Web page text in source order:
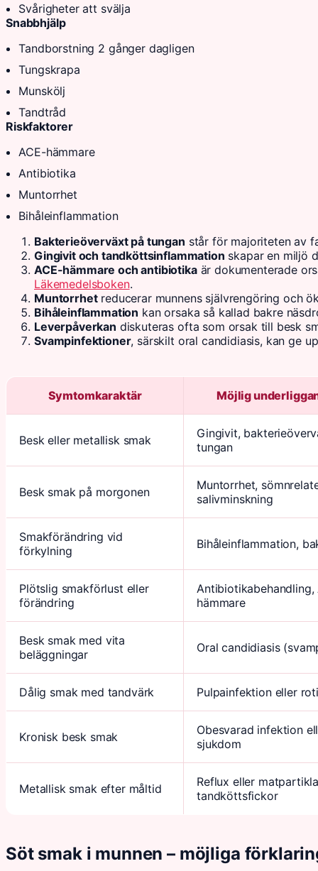
Svårigheter att svälja
Snabbhjälp
Tandborstning 2 gånger dagligen
Tungskrapa
Munskölj
Tandtråd
Riskfaktorer
ACE-hämmare
Antibiotika
Muntorrhet
Bihåleinflammation
Bakterieöverväxt på tungan står för majoriteten av
Gingivit och tandköttsinflammation skapar en miljö
ACE-hämmare och antibiotikaär dokumenterade
Läkemedelsboken.
Muntorrhetreducerar munnens självrengöring och
Bihåleinflammation kan orsaka så kallad bakre
Leverpåverkan diskuteras ofta som orsak till besk
Svampinfektioner, särskilt oral candidiasis, kan ge
Symtomkaraktär Möjlig
Besk eller metallisk smak
Gingivit,
tungan
Besk smak på morgonen
Muntorrhet,
salivminskning
Smakförändring vid
förkylning
Bihåleinflammation,
Plötslig smakförlust eller
förändring
Antibiotikabehandling,
hämmare
Besk smak med vita
beläggningar
Oral candidiasis
Dålig smak med tandvärk Pulpainfektion eller
Kronisk besk smak
Obesvarad infektion
sjukdom
Metallisk smak efter måltid
Reflux eller
tandköttsfickor
Söt smak i munnen – möjliga